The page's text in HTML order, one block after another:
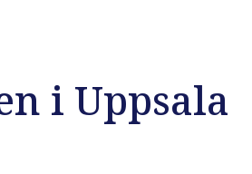
i Uppsala